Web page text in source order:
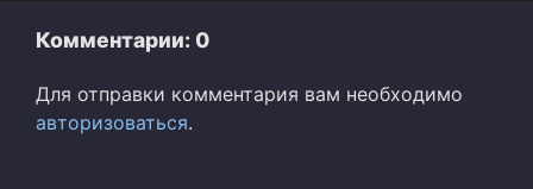
Комментарии: 0
Для отправки комментария вам необходимо
авторизоваться.